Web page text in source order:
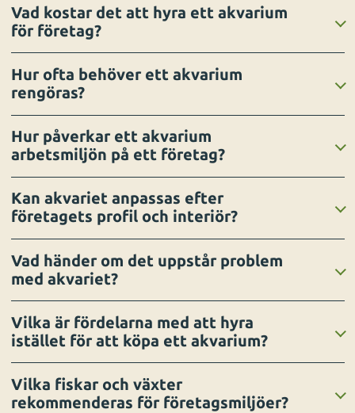
Vad kostar det att hyra ett akvarium
för företag?
Hur ofta behöver ett akvarium
rengöras?
Hur påverkar ett akvarium
arbetsmiljön på ett företag?
Kan akvariet anpassas efter
företagets profil och interiör?
Vad händer om det uppstår problem
med akvariet?
Vilka är fördelarna med att hyra
istället för att köpa ett akvarium?
Vilka fiskar och växter
rekommenderas för företagsmiljöer?